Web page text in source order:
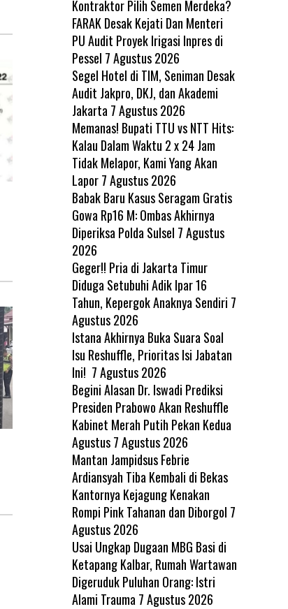
Kontraktor Pilih Semen Merdeka?
FARAK Desak Kejati Dan Menteri
PU Audit Proyek Irigasi Inpres di
Pessel 7 Agustus 2026
Segel Hotel di TIM, Seniman Desak
Audit Jakpro, DKJ, dan Akademi
Jakarta 7 Agustus 2026
Memanas! Bupati TTU vs NTT Hits:
Kalau Dalam Waktu 2 x 24 Jam
Tidak Melapor, Kami Yang Akan
Lapor 7 Agustus 2026
Babak Baru Kasus Seragam Gratis
Gowa Rp16 M: Ombas Akhirnya
Diperiksa Polda Sulsel 7 Agustus
2026
Geger!! Pria di Jakarta Timur
Diduga Setubuhi Adik Ipar 16
Tahun, Kepergok Anaknya Sendiri 7
Agustus 2026
Istana Akhirnya Buka Suara Soal
Isu Reshuffle, Prioritas Isi Jabatan
Ini! 7 Agustus 2026
Begini Alasan Dr. Iswadi Prediksi
Presiden Prabowo Akan Reshuffle
Kabinet Merah Putih Pekan Kedua
Agustus 7 Agustus 2026
Mantan Jampidsus Febrie
Ardiansyah Tiba Kembali di Bekas
Kantornya Kejagung Kenakan
Rompi Pink Tahanan dan Diborgol 7
Agustus 2026
Usai Ungkap Dugaan MBG Basi di
Ketapang Kalbar, Rumah Wartawan
Digeruduk Puluhan Orang: Istri
Alami Trauma 7 Agustus 2026